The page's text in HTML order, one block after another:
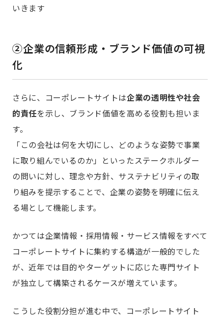
いきます
②企業の信頼形成・ブランド価値の可視
化
さらに、コーポレートサイトは企業の透明性や社会
的責任を示し、ブランド価値を高める役割も担いま
す。
「この会社は何を大切にし、どのような姿勢で事業
に取り組んでいるのか」といったステークホルダー
の問いに対し、理念や方針、サステナビリティの取
り組みを提示することで、企業の姿勢を明確に伝え
る場として機能します。
かつては企業情報・採用情報・サービス情報をすべて
コーポレートサイトに集約する構造が一般的でした
が、近年では目的やターゲットに応じた専門サイト
が独立して構築されるケースが増えています。
こうした役割分担が進む中で、コーポレートサイト